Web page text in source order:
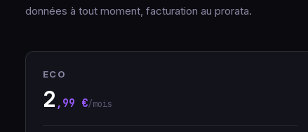
données à tout moment, facturation au prorata.
ECO
2 ,99 €/mois